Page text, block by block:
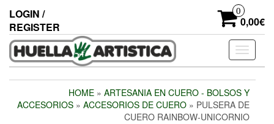
the
content
LOGIN /
REGISTER
0
0,00€
Toggle
HOME » ARTESANIA EN CUERO - BOLSOS Y
ACCESORIOS » ACCESORIOS DE CUERO » PULSERA DE
CUERO RAINBOW-UNICORNIO